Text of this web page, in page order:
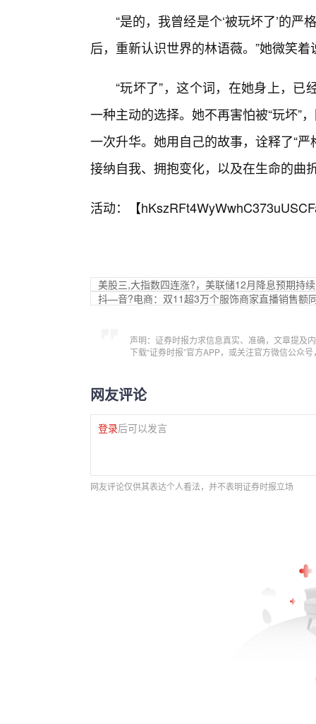
“是的，我曾经是个‘被玩坏了’的严
后，重新认识世界的林语薇。”她微笑
“玩坏了”，这个词，在她身上，
一种主动的选择。她不再害怕被“玩坏”
一次升华。她用自己的故事，诠释了“
接纳自我、拥抱变化，以及在生命的曲
活动：【
美股三,大指数四连涨?，美联储12月降息预期持
抖—音?电商：双11超3万个服饰商家直播销售额
声明：证券时报力求信息真实、准确，文章提及
下载“证券时报”官方APP，或关注官方微信公众
网友评论
登录后可以发言
网友评论仅供其表达个人看法，并不表明证券时报立场